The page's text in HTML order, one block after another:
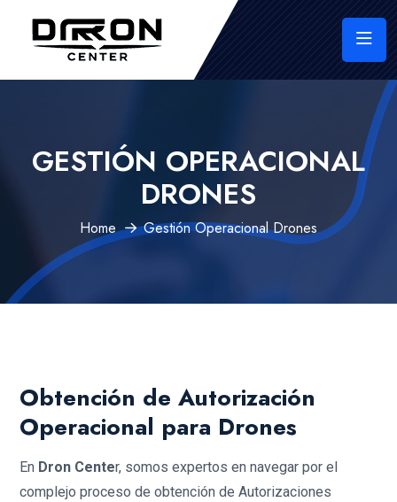
GESTIÓN OPERACIONAL
DRONES
Home Gestión Operacional Drones
Obtención de Autorización
Operacional para Drones
En Dron Center, somos expertos en navegar por el
complejo proceso de obtención de Autorizaciones